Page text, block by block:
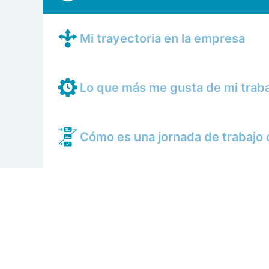
Mi trayectoria en la empresa
Lo que más me gusta de mi
Cómo es una jornada de trabajo